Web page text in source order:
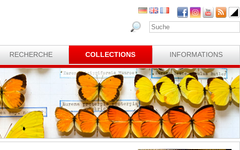
RECHERCHE COLLECTIONS INFORMATIONS